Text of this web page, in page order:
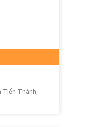
Tiến Thành,